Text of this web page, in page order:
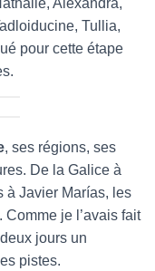
Alexandra,
Tullia,
pour cette étape
, ses régions, ses
De la Galice à
à Javier Marías, les
je l’avais fait
jours un
pistes.